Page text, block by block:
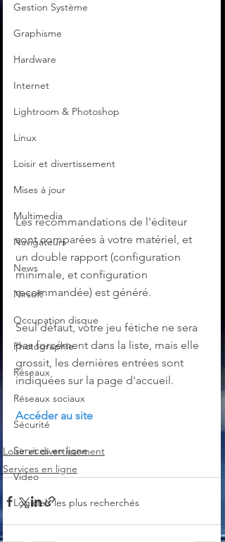
Gestion Système
Graphisme
Hardware
Internet
Lightroom & Photoshop
Linux
Loisir et divertissement
Mises à jour
Multimedia
Navigateurs
News
Nirsoft
Occupation disque
Photographie
Réseaux
Réseaux sociaux
Sécurité
Services en ligne
Video
Logiciels les plus recherchés
Les recommandations de l'éditeur
sont comparées à votre matériel, et
un double rapport (configuration
minimale, et configuration
recommandée) est généré.
Seul défaut, votre jeu fétiche ne sera
pas forcément dans la liste, mais elle
grossit, les dernières entrées sont
indiquées sur la page d'accueil.
Accéder au site
Loisir et divertissement
Services en ligne